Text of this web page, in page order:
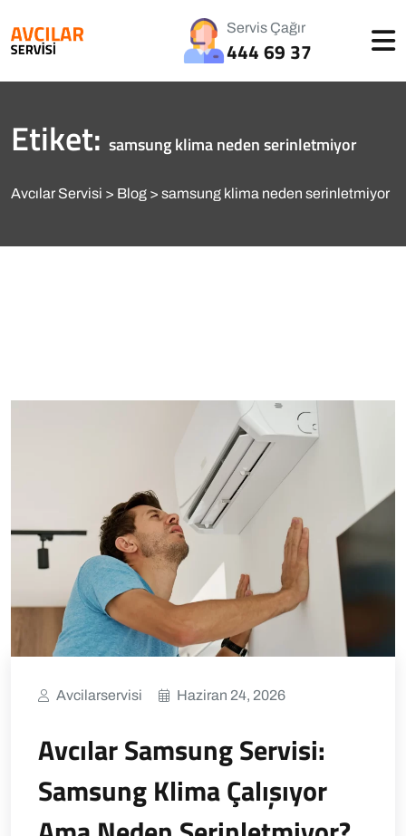
Servis Çağır
444 69 37
Etiket: samsung klima neden serinletmiyor
Avcılar Servisi Blog samsung klima neden serinletmiyor
Avcilarservisi Haziran 24, 2026
Avcılar Samsung Servisi:
Samsung Klima Çalışıyor